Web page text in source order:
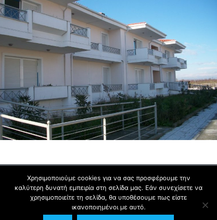
Χρησιμοποιούμε cookies για να σας προσφέρουμε την
καλύτερη δυνατή εμπειρία στη σελίδα μας. Εάν συνεχίσετε να
χρησιμοποιείτε τη σελίδα, θα υποθέσουμε πως είστε
ικανοποιημένοι με αυτό.